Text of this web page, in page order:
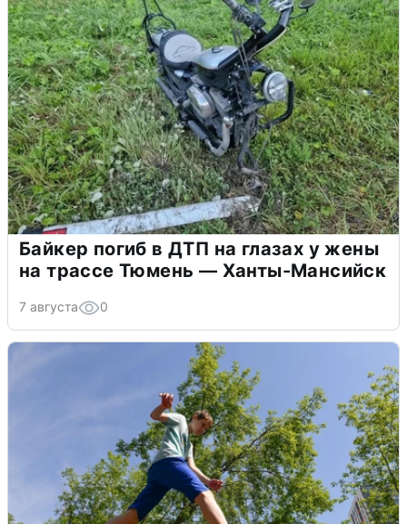
Байкер погиб в ДТП на глазах у жены
на трассе Тюмень — Ханты-Мансийск
7 августа 0